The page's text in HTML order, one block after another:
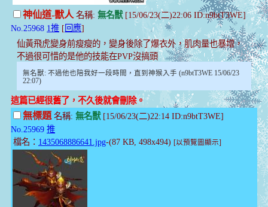
神仙道-獸人 名稱: 無名獸[15/06/23(二)22:06 ID:n9btT3WE]
No.25968 1推 [ 回應]
仙黃飛虎變身前瘦瘦的，變身後除了爆衣外，肌肉量也暴增，
不過很可惜的是他的技能在PVP沒搞頭
無名獸: 不過他也陪我好一段時間，直到神猴入手 (n9btT3WE 15/06/23
22:07)
這篇已經很舊了，不久後就會刪除。
無標題名稱: 無名獸[15/06/23(二)22:14 ID:n9btT3WE]
No.25969 推
檔名： 1435068886641.jpg-(87 KB, 498x494) [以預覽圖顯示]